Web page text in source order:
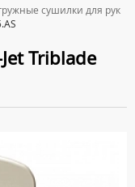
сушилки для рук
Triblade
НАГРЕВА